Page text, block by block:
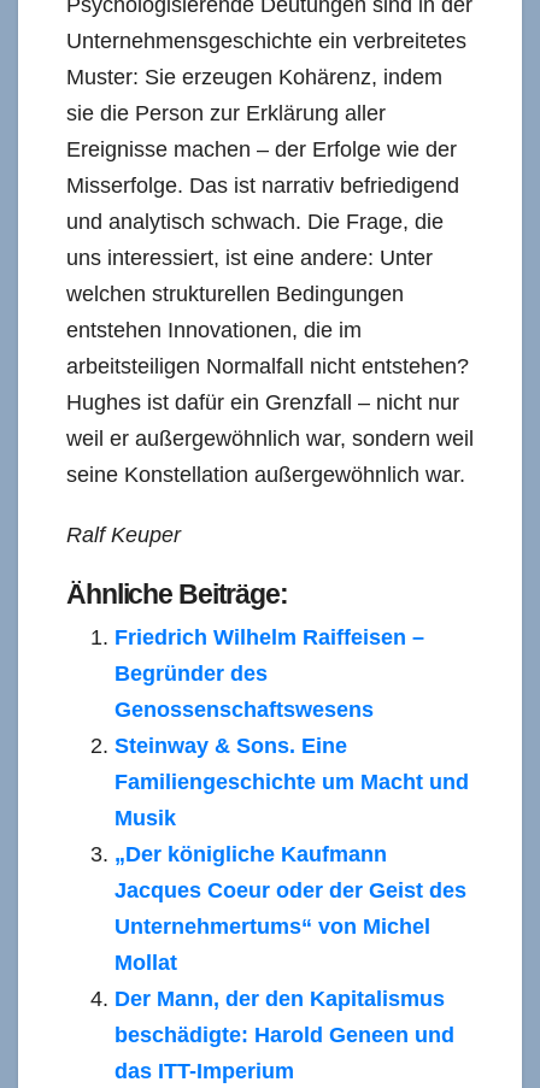
Unternehmensgeschichte ein verbreitetes
Muster: Sie erzeugen Kohärenz, indem
sie die Person zur Erklärung aller
Ereignisse machen – der Erfolge wie der
Misserfolge. Das ist narrativ befriedigend
und analytisch schwach. Die Frage, die
uns interessiert, ist eine andere: Unter
welchen strukturellen Bedingungen
entstehen Innovationen, die im
arbeitsteiligen Normalfall nicht entstehen?
Hughes ist dafür ein Grenzfall – nicht nur
weil er außergewöhnlich war, sondern weil
seine Konstellation außergewöhnlich war.
Ralf Keuper
Ähnliche Beiträge:
Friedrich Wilhelm Raiffeisen –
Begründer des
Genossenschaftswesens
Steinway & Sons. Eine
Familiengeschichte um Macht und
Musik
„Der königliche Kaufmann
Jacques Coeur oder der Geist des
Unternehmertums“ von Michel
Mollat
Der Mann, der den Kapitalismus
beschädigte: Harold Geneen und
das ITT-Imperium